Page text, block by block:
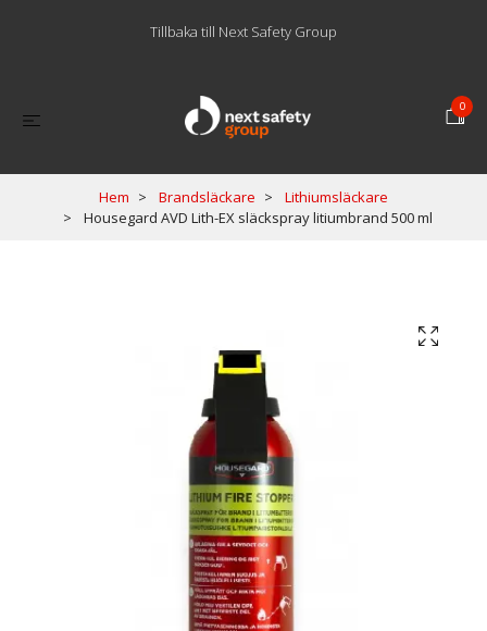
Tillbaka till Next Safety Group
0
Hem Brandsläckare
Lithiumsläckare
Housegard AVD Lith-EX släckspray litiumbrand 500 ml